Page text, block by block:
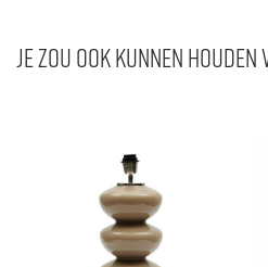
Je zou ook kunnen houden